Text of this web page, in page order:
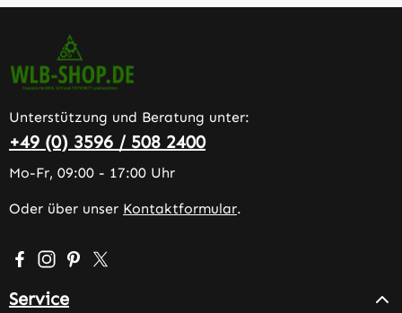
Unterstützung und Beratung unter:
+49 (0) 3596 / 508 2400
Mo-Fr, 09:00 - 17:00 Uhr
Oder über unser Kontaktformular.
Besuche uns auf Facebook – öffnet in neuem Tab
Schau auf Instagram vorbei – öffnet in neuem Tab
Lass dich auf Pinterest inspirieren – öffnet in
Folge uns auf X – öffnet in neuem Tab
Service